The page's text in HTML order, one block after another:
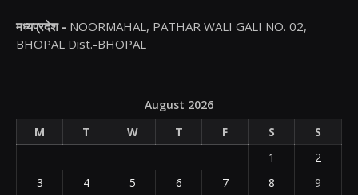
मध्यप्रदेश - NOORMAHAL, PATHAR WALI GALI NO. 02,
BHOPAL Dist.-BHOPAL
August 2026
M
T W T F S
S
1
2
3
4 5 6 7 8
9